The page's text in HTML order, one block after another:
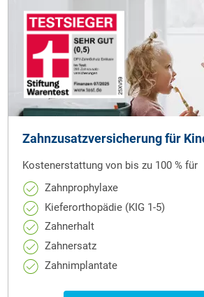
Zahn­zusatz­versicherung für
Kostenerstattung von bis zu 100 % für
Zahnprophylaxe
Kieferorthopädie (KIG 1-5)
Zahnerhalt
Zahnersatz
Zahnimplantate